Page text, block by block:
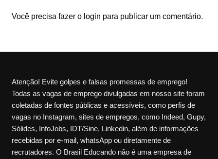
Você precisa fazer o login para publicar um comentário.
Atenção! Evite golpes e falsas promessas de emprego!
Todas as vagas de emprego divulgadas em nosso site foram
coletadas de fontes públicas e acessíveis, como perfis de
vagas no Instagram, sites de empregos, como Indeed, Gupy,
Sólides, InfoJobs, IDT/Sine, Linkedin, além de informações
recebidas por e-mail, whatsApp ou diretamente de
recrutadores. O Brasil Educando não é uma empresa de